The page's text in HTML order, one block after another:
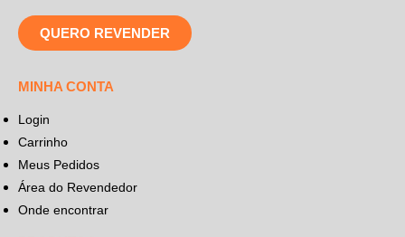
QUERO REVENDER
MINHA CONTA
Login
Carrinho
Meus Pedidos
Área do Revendedor
Onde encontrar